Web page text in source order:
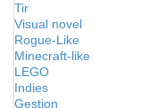
Tir
Visual novel
Rogue-Like
Minecraft-like
LEGO
Indies
Gestion